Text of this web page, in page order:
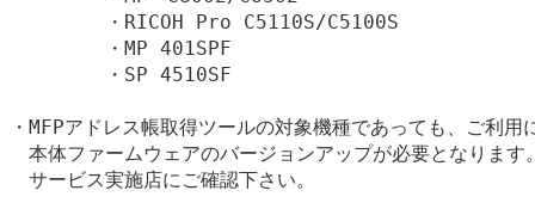
・MFPアドレス帳取得ツールの対象機種であっても、ご利
本体ファームウェアのバージョンアップが必要となります
サービス実施店にご確認下さい。